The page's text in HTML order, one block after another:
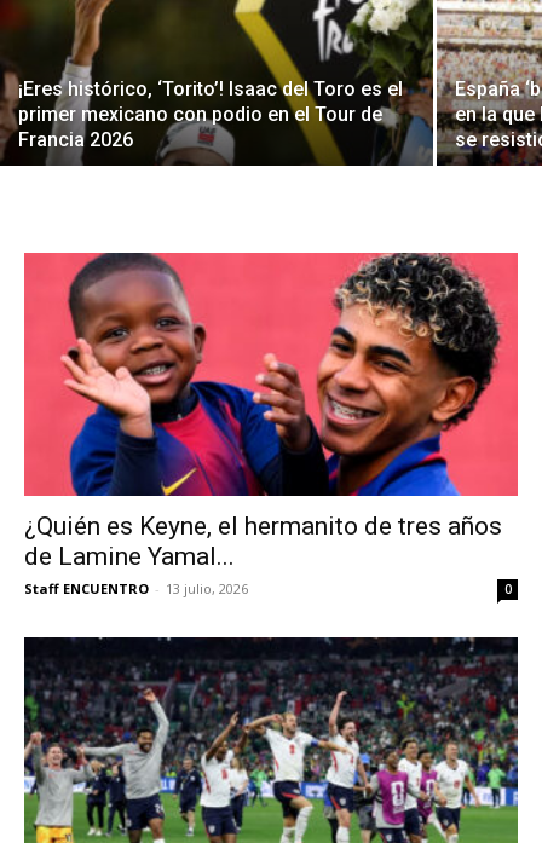
¡Eres histórico, ‘Torito’! Isaac del Toro es el
primer mexicano con podio en el Tour de
Francia 2026
España
en la que
se
¿Quién es Keyne, el hermanito de tres años
de Lamine Yamal...
Staff ENCUENTRO - 13 julio, 2026 0